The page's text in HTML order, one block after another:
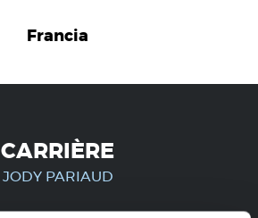
Francia
CARRIÈRE
JODY PARIAUD